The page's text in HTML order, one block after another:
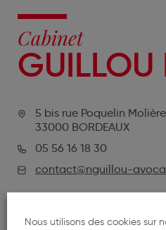
Cabinet
GUILLOU
5 bis rue Poquelin Molière
33000 BORDEAUX
05 56 16 18 30
contact@nguillou-
Nous utilisons des cookies sur